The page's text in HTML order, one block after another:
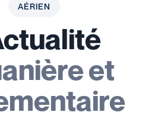
AÉRIEN
et